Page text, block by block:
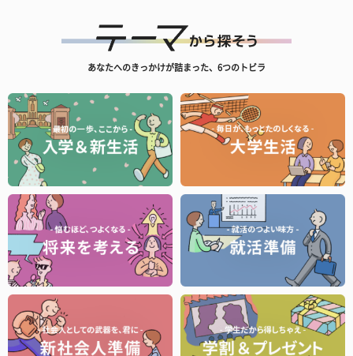
あなたへのきっかけが詰まった、6つのトビラ